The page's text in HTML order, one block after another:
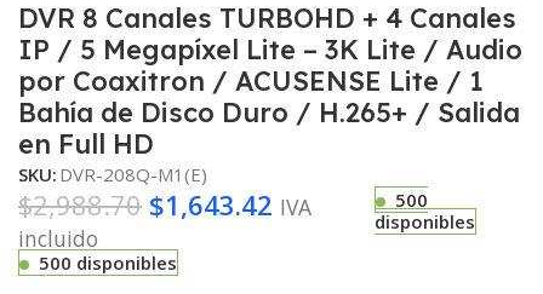
DVR 8 Canales TURBOHD + 4 Canales
IP / 5 Megapíxel Lite – 3K Lite / Audio
por Coaxitron / ACUSENSE Lite / 1
Bahía de Disco Duro / H.265+ / Salida
en Full HD
SKU: DVR-208Q-M1(E)
$2,988.70 $1,643.42 IVA
incluido
500
disponibles
500 disponibles